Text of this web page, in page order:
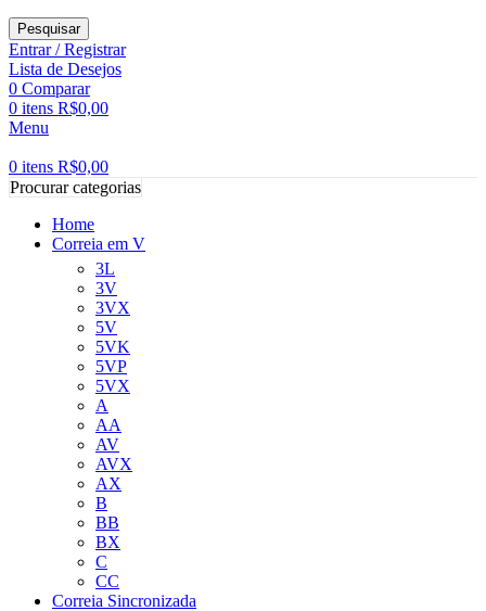
Pesquisar
Entrar / Registrar
Lista de Desejos
0 Comparar
0 itens R$0,00
Menu
0 itens R$0,00
Procurar categorias
Home
Correia em V
3L
3V
3VX
5V
5VK
5VP
5VX
A
AA
AV
AVX
AX
B
BB
BX
C
CC
Correia Sincronizada